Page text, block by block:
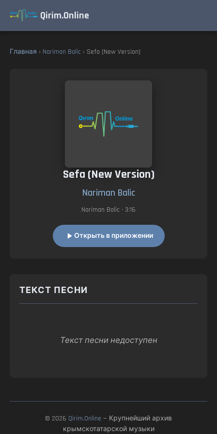
Qirim.Online
Главная › Nariman Balic › Sefa (New Version)
Sefa (New Version)
Nariman Balic
Nariman Balic • 3:16
Открыть в приложении
ТЕКСТ ПЕСНИ
Текст песни недоступен
© 2026 Qirim.Online — Крупнейший архив
крымскотатарской музыки